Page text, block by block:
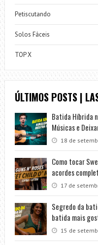
Petiscutando
Solos Fáceis
TOP X
ÚLTIMOS POSTS |
Batida Híbrida
Músicas e
18 de
Como tocar
acordes
17 de
Segredo da
batida mais
15 de